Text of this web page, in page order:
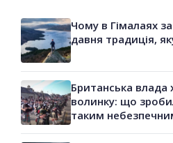
Чому в Гімалаях
давня традиція,
Британська влада
волинку: що
таким